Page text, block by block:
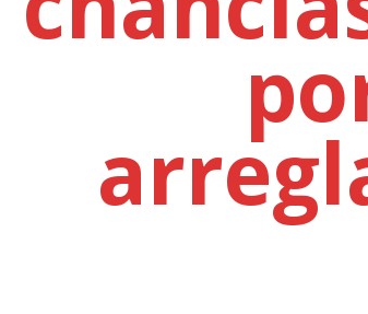
Sep 23 Alberto Conejero y la dramaturgia de las
Un réquiem por el señoritismo andaluz
«Hemos pensado en arrojar la toalla»